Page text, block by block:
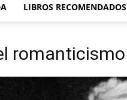
LIBROS RECOMENDADOS